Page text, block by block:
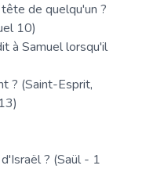
de quelqu'un ?
10)
à Samuel lorsqu'il
? (Saint-Esprit,
? (Saül - 1